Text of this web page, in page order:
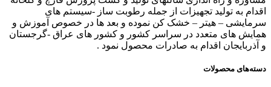
اقدام به تولید تجهیزات از جمله رطوبت ساز -سیستم های
سرمایشی – هیتر – خشک کن نموده و بعد ها در خصوص آموزش و
همایش های متعدد در سراسر کشور و کشور های عراق -گرجستان
و آذربایجان اقدام به صادرات محصول نمود .
دسته‌های محصولات